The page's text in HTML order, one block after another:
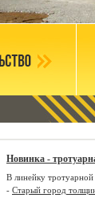
Новинка -
В линейку тротуарной
- Старый город